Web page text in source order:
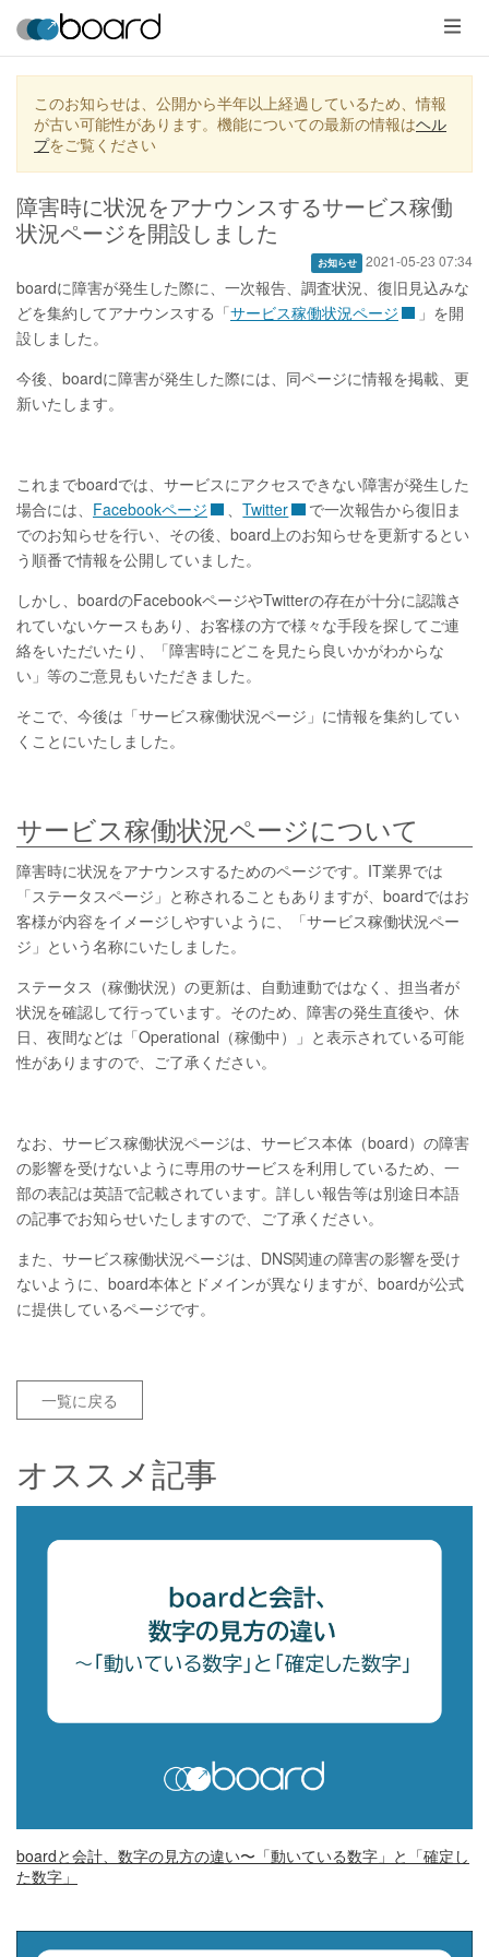
メ
ニ
ュ
ー
このお知らせは、公開から半年以上経過しているため、情報
が古い可能性があります。機能についての最新の情報はヘル
プをご覧ください
障害時に状況をアナウンスするサービス稼働
状況ページを開設しました
お知らせ 2021-05-23 07:34
boardに障害が発生した際に、一次報告、調査状況、復旧見込みな
どを集約してアナウンスする「サービス稼働状況ページ
」を開
設しました。
今後、boardに障害が発生した際には、同ページに情報を掲載、更
新いたします。
これまでboardでは、サービスにアクセスできない障害が発生した
場合には、 Facebookページ 、Twitter
で一次報告から復旧ま
でのお知らせを行い、その後、board上のお知らせを更新するとい
う順番で情報を公開していました。
しかし、boardのFacebookページやTwitterの存在が十分に認識さ
れていないケースもあり、お客様の方で様々な手段を探してご連
絡をいただいたり、「障害時にどこを見たら良いかがわからな
い」等のご意見もいただきました。
そこで、今後は「サービス稼働状況ページ」に情報を集約してい
くことにいたしました。
サービス稼働状況ページについて
障害時に状況をアナウンスするためのページです。IT業界では
「ステータスページ」と称されることもありますが、boardではお
客様が内容をイメージしやすいように、「サービス稼働状況ペー
ジ」という名称にいたしました。
ステータス（稼働状況）の更新は、自動連動ではなく、担当者が
状況を確認して行っています。そのため、障害の発生直後や、休
日、夜間などは「Operational（稼働中）」と表示されている可能
性がありますので、ご了承ください。
なお、サービス稼働状況ページは、サービス本体（board）の障害
の影響を受けないように専用のサービスを利用しているため、一
部の表記は英語で記載されています。詳しい報告等は別途日本語
の記事でお知らせいたしますので、ご了承ください。
また、サービス稼働状況ページは、DNS関連の障害の影響を受け
ないように、board本体とドメインが異なりますが、boardが公式
に提供しているページです。
一覧に戻る
オススメ記事
boardと会計、数字の見方の違い〜「動いている数字」と「確定し
た数字」